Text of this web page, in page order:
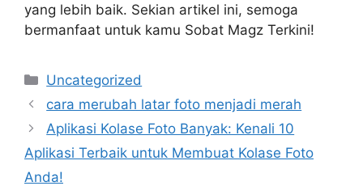
yang lebih baik. Sekian artikel ini, semoga
bermanfaat untuk kamu Sobat Magz Terkini!
Categories
Uncategorized
cara merubah latar foto menjadi merah
Aplikasi Kolase Foto Banyak: Kenali 10
Aplikasi Terbaik untuk Membuat Kolase Foto
Anda!